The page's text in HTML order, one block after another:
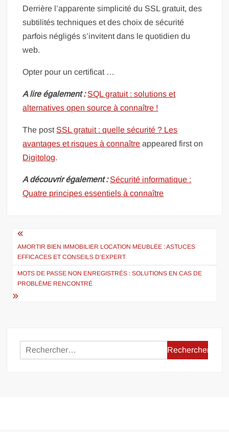
Derrière l’apparente simplicité du SSL gratuit, des
subtilités techniques et des choix de sécurité
parfois négligés s’invitent dans le quotidien du
web.
Opter pour un certificat …
A lire également : SQL gratuit : solutions et
alternatives open source à connaître !
The post SSL gratuit : quelle sécurité ? Les
avantages et risques à connaître appeared first on
Digitolog.
A découvrir également : Sécurité informatique :
Quatre principes essentiels à connaître
Navigation
de
l’article
AMORTIR BIEN IMMOBILIER LOCATION MEUBLÉE : ASTUCES
EFFICACES ET CONSEILS D’EXPERT
MOTS DE PASSE NON ENREGISTRÉS : SOLUTIONS EN CAS DE
PROBLÈME RENCONTRÉ
Rechercher :